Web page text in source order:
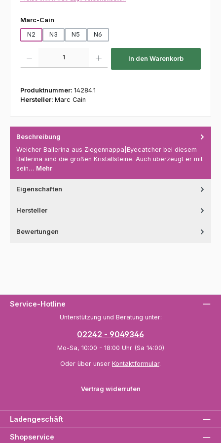
Marc-Cain
N2
N3 N5 N6
In den Warenkorb
Produktnummer: 14284.1
Hersteller: Marc Cain
Beschreibung
Weicher Ballerina aus Ziegennappa|Eyecatcher bei diesem
Ballerina sind die großen Kristallsteine. Auch überzeugt er mit
sein… Mehr
Eigenschaften
Hersteller
Bewertungen
Service-Hotline
Unterstützung und Beratung unter:
02242 - 9049346
Mo-Sa, 10:00 - 18:00 Uhr (Sa 14:00)
Oder über unser Kontaktformular.
Vertrag widerrufen
Ladengeschäft
Shopservice